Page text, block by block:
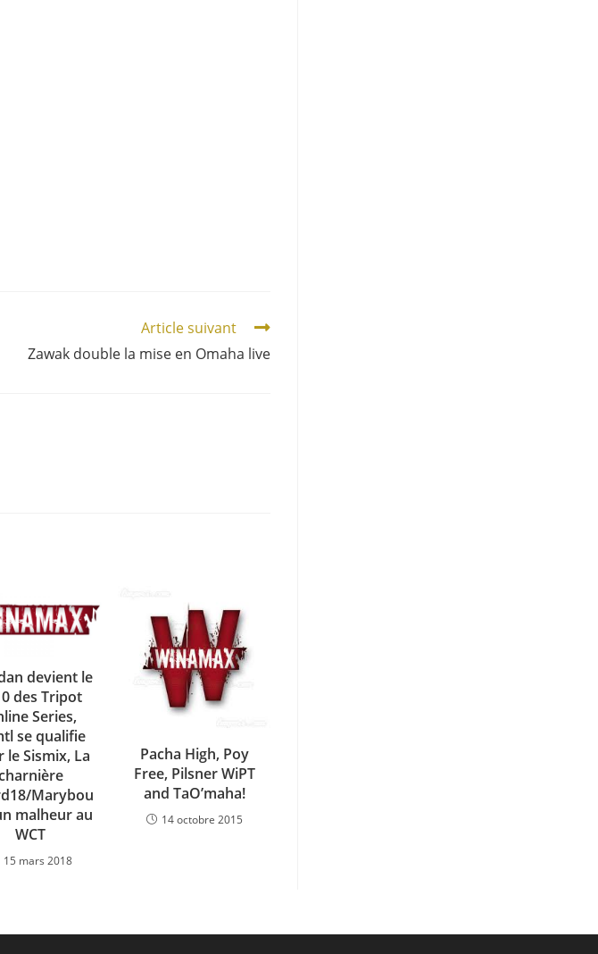
Article suivant
Zawak double la mise en Omaha live
devient le
des Tripot
Series,
se qualifie
le Sismix, La
Marybou
malheur au
WCT
15 mars 2018
Pacha High, Poy
Free, Pilsner WiPT
and TaO’maha!
14 octobre 2015